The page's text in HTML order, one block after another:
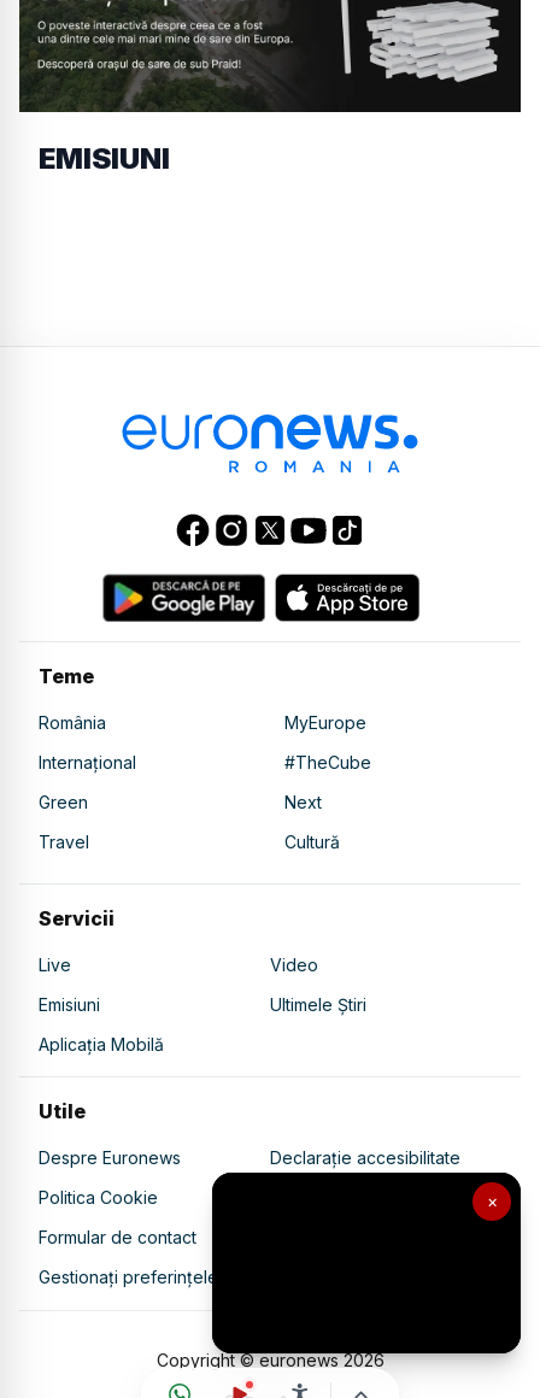
×
EMISIUNI
Teme
România
MyEurope
Internațional
#TheCube
Green
Next
Travel
Cultură
Servicii
Live
Video
Emisiuni
Ultimele Știri
Aplicația Mobilă
Utile
Despre Euronews
Declarație accesibilitate
Politica Cookie
Politica de confidențialitate
Formular de contact
Gestionați preferințele
Copyright © euronews2026